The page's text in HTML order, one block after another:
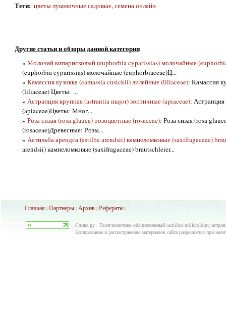
Теги: цветы луковичные садовые,семена онлайн
Другие статьи и обзоры данной категории
» Молочай кипарисковый (euphorbia cyparissias) молочайные
(euphorbia cyparissias) молочайные (euphorbiaceae)Ц...
» Камассия кузикка (camassia cusickii) лилейные (liliaceae): Камассия
(liliaceae) Цветы: ...
» Астранция крупная (astrantia major) зонтичные (apiaceae): Астранция
(apiaceae)Цветы: Мног...
» Роза сизая (rosa glauca) розоцветные (rosaceae): Роза сизая (rosa
(rosaceae)Древесные: Розы...
» Астильба арендса (astilbe arendsii) камнеломковые (saxifragaceae)
arendsii) камнеломковые (saxifragaceae) brautschleier...
Главная| Партнеры| Архив| Рефераты|
Слива.ру : Тысячелистник обыкновенный (achillea millefolium)
Копирование и распостранение материалов сайта разрешается при